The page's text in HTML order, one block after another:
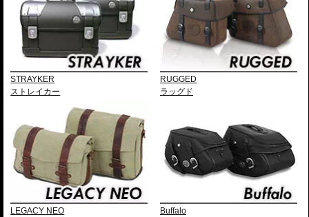
STRAYKER
ストレイカー
RUGGED
ラッグド
LEGACY NEO
Buffalo